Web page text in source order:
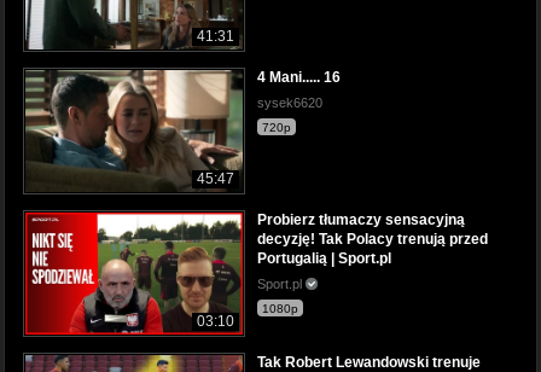
41:31
45:47
4 Mani..... 16
sysek6620
720p
03:10
Probierz tłumaczy sensacyjną
decyzję! Tak Polacy trenują przed
Portugalią | Sport.pl
Sport.pl
1080p
Tak Robert Lewandowski trenuje